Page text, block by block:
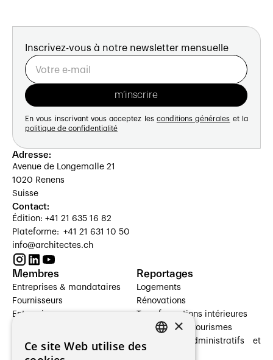
Inscrivez-vous à notre newsletter mensuelle
En vous inscrivant vous acceptez les conditions générales et la
politique de confidentialité
Adresse:
Avenue de Longemalle 21
1020 Renens
Suisse
Contact:
Édition: +41 21 635 16 82
Plateforme: +41 21 631 10 50
info@architectes.ch
Membres
Entreprises & mandataires
Fournisseurs
Entreprises
Architectes paysagistes
Architectes d'intérieur
Reportages
Logements
Rénovations
Transformations intérieures
Hôtelleries et tourismes
Bâtiments administratifs et
×
Ce site Web utilise des